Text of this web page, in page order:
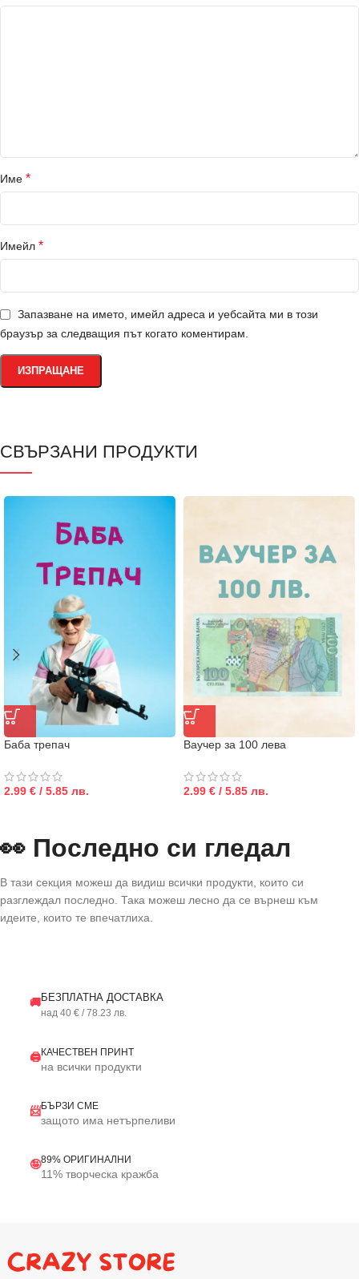
Име *
Имейл *
Запазване на името, имейл адреса и уебсайта ми в този
браузър за следващия път когато коментирам.
СВЪРЗАНИ ПРОДУКТИ
Баба трепач
2.99 € / 5.85 лв.
Ваучер за 100 лева
2.99 € / 5.85 лв.
👀 Последно си гледал
В тази секция можеш да видиш всички продукти, които си
разглеждал последно. Така можеш лесно да се върнеш към
идеите, които те впечатлиха.
🚚БЕЗПЛАТНА ДОСТАВКА
над 40 € / 78.23 лв.
🖨️КАЧЕСТВЕН ПРИНТ
на всички продукти
📨БЪРЗИ СМЕ
защото има нетърпеливи
🤪89% ОРИГИНАЛНИ
11% творческа кражба